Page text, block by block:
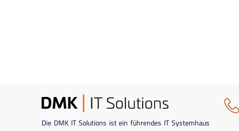
Die DMK IT Solutions ist ein führendes IT Systemhaus